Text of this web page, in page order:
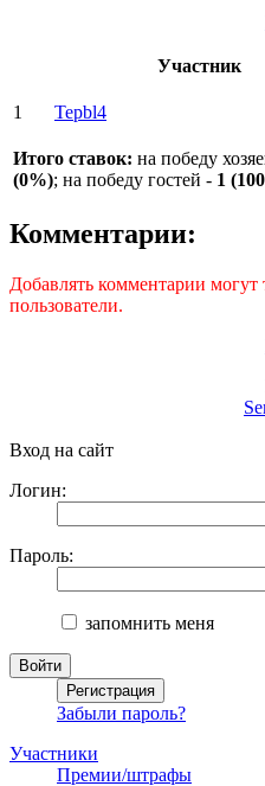
Участник
1 Tepbl4
Итого ставок: на победу
(0%); на победу гостей - 1
Комментарии:
Добавлять комментарии могут
пользователи.
Вход на сайт
Логин:
Пароль:
запомнить меня
Забыли пароль?
Участники
Премии/штрафы